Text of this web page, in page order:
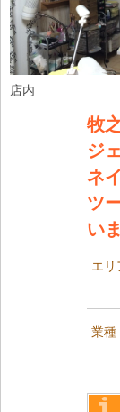
店内
牧
ジ
ネ
ツ
い
エリ
業種